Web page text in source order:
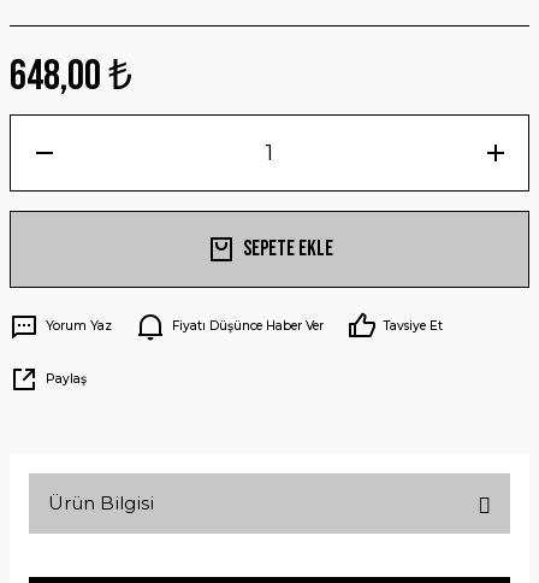
648,00 ₺
Sepete Ekle
Yorum Yaz Fiyatı Düşünce Haber Ver Tavsiye Et
Paylaş
Ürün Bilgisi